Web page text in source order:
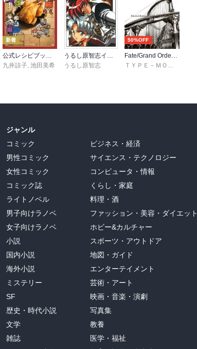
新着
公式レシピブック おうちで作れるダンジョン飯
九井諒子, 池田美希
うるし原智志イラスト集 レジェンド・オブ・ラングリッサー
うるし原智志
50%OFF
Fate/Grand Order material XVI
ＴＹＰＥ－ＭＯＯＮ
ジャンル
コミック
男性コミック
女性コミック
コミック誌
ライトノベル
男子向けラノベ
女子向けラノベ
小説
国内小説
海外小説
ミステリー
SF
歴史・時代小説
文学
雑誌
ビジネス・経済
サイエンス・テクノロジー
コンピュータ・情報
くらし・家庭
料理・酒
ファッション・美容・ダイエット
ホビー&カルチャー
スポーツ・アウトドア
地図・ガイド
エンターテイメント
芸術・アート
映画・音楽・演劇
写真集
教養
医学・福祉